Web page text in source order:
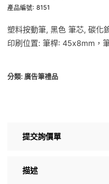
產品編號: 8151
塑料按動筆, 黑色 筆芯, 碳化
印刷位置: 筆桿: 45x8mm，
分類: 廣告筆禮品
提交詢價單
描述